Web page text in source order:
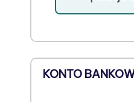
KONTO